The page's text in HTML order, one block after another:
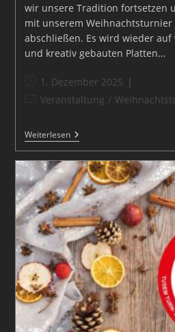
wir unsere Tradition fortsetzen
mit unserem Weihnachtsturnier
abschließen. Es wird wieder
und kreativ gebauten Platten…
Beitrag
veröffentlicht:
1. Dezember 2025
Beitrags-
Veranstaltung /
WeiterlesenWeihnachtsturnier
Der
2025